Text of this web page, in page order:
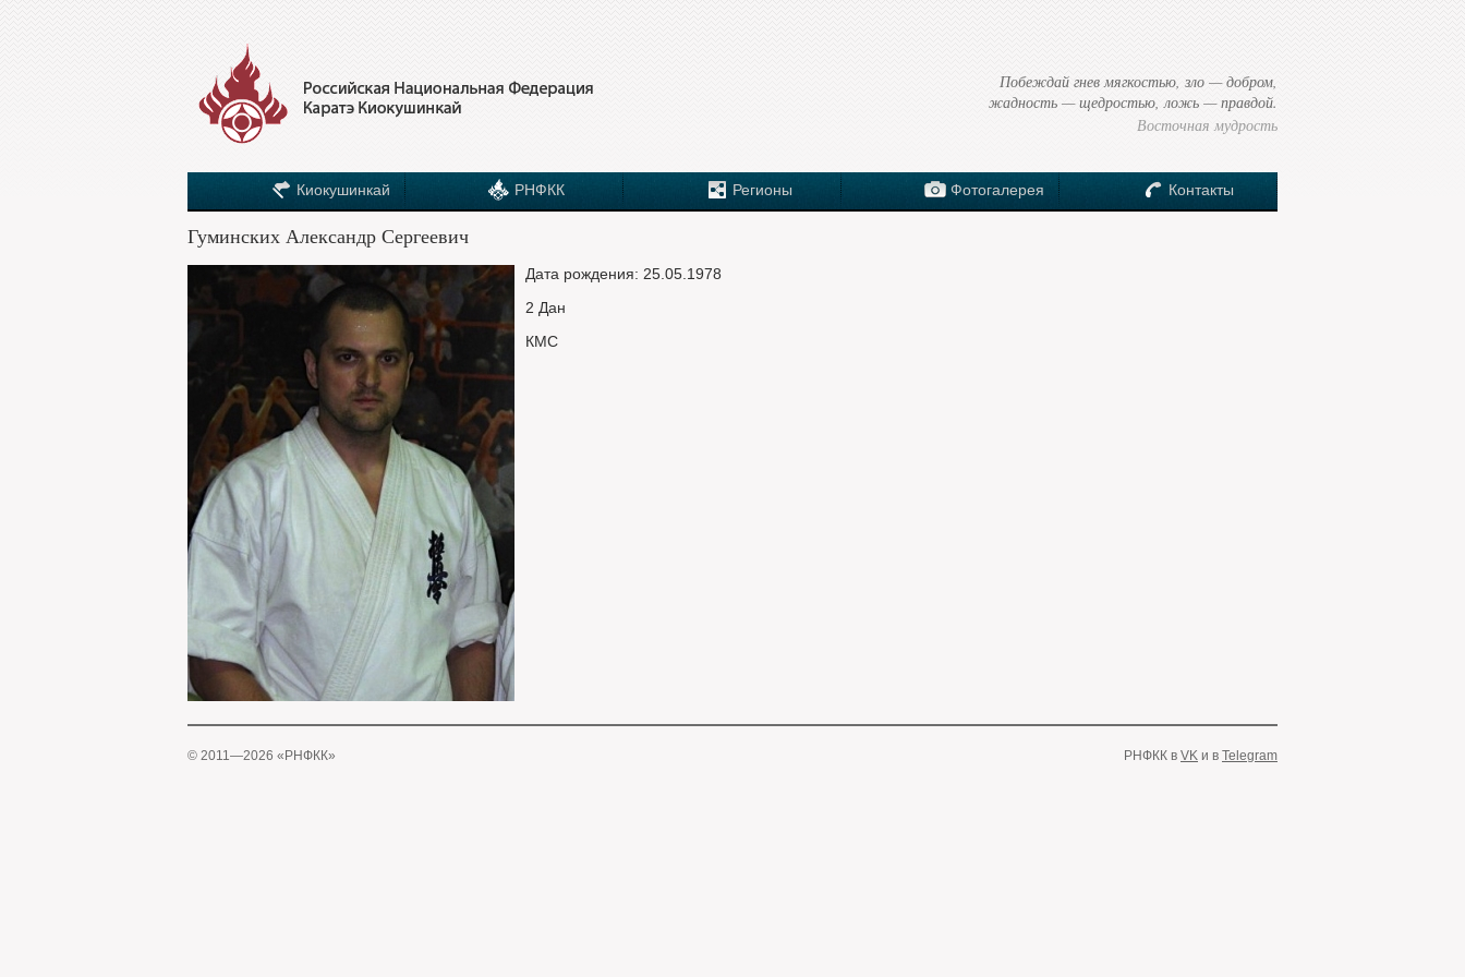
Побеждай гнев мягкостью, зло — добром,
жадность — щедростью, ложь — правдой.
Восточная мудрость
Киокушинкай РНФКК Регионы Фотогалерея Контакты
Гуминских Александр Сергеевич
Дата рождения: 25.05.1978
2 Дан
КМС
© 2011—2026 «РНФКК» РНФКК в VK и в Telegram